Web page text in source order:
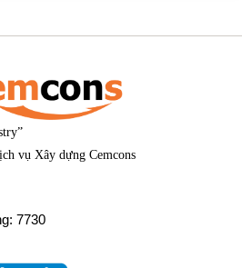
vụ Xây dựng Cemcons
7730